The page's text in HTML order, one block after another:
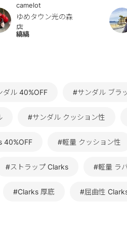
camelot
ゆめタウン光の森
店
縞縞
ダル 40%OFF #サンダル ブラ
#サンダル クッション性
40%OFF #軽量 クッション性
#ストラップ Clarks #軽量 ラ
#Clarks 厚底 #屈曲性